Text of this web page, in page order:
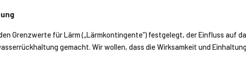
Grenzwerte für Lärm („Lärmkontingente“) festgelegt, der Einfluss auf
gemacht. Wirwollen, dass die Wirksamkeit und